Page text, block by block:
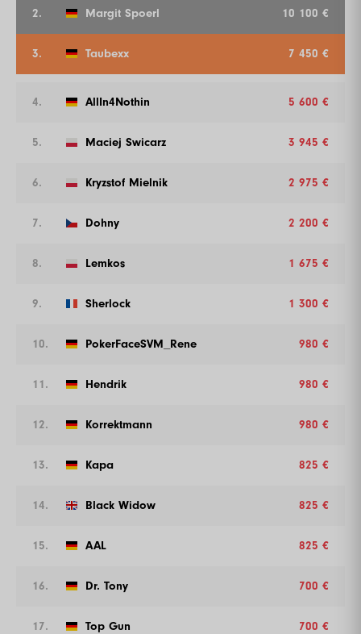
2. Margit Spoerl 10 100 €
3. Taubexx 7 450 €
4. AllIn4Nothin 5 600 €
5. Maciej Swicarz 3 945 €
6. Kryzstof Mielnik 2 975 €
7. Dohny 2 200 €
8. Lemkos 1 675 €
9. Sherlock 1 300 €
10. PokerFaceSVM_Rene 980 €
11. Hendrik 980 €
12. Korrektmann 980 €
13. Kapa 825 €
14. Black Widow 825 €
15. AAL 825 €
16. Dr. Tony 700 €
17. Top Gun 700 €